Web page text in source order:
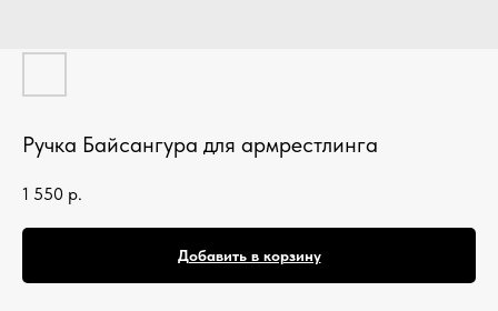
Ручка Байсангура для армрестлинга
1 550 р.
Добавить в корзину